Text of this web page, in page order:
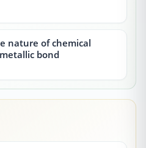
nature of chemical
bond